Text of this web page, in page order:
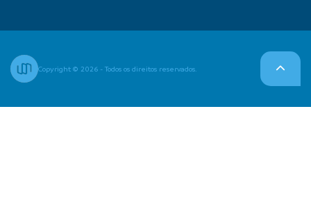
Copyright © 2026 - Todos os direitos reservados.